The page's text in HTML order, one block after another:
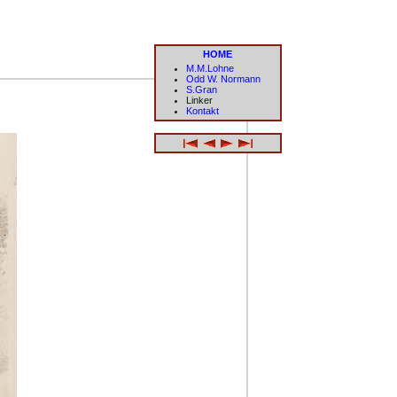
HOME
M.M.Lohne
Odd W. Normann
S.Gran
Linker
Kontakt